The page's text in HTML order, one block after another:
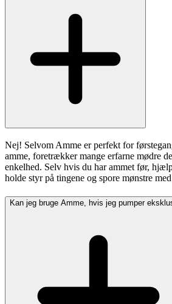
Nej! Selvom Amme er perfekt for
amme, foretrækker mange erfarne mødre
enkelhed. Selv hvis du har ammet før,
holde styr på tingene og spore mønstre
Kan jeg bruge Amme, hvis jeg pumper